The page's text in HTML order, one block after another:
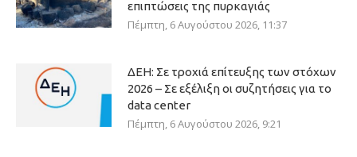
επιπτώσεις της πυρκαγιάς
Πέμπτη, 6 Αυγούστου 2026, 11:37
ΔΕΗ: Σε τροχιά επίτευξης των στόχων
2026 – Σε εξέλιξη οι συζητήσεις για το
data center
Πέμπτη, 6 Αυγούστου 2026, 9:21